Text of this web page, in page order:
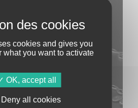
cookies and gives you
what you want to activate
OK, accept all
Deny all cookies